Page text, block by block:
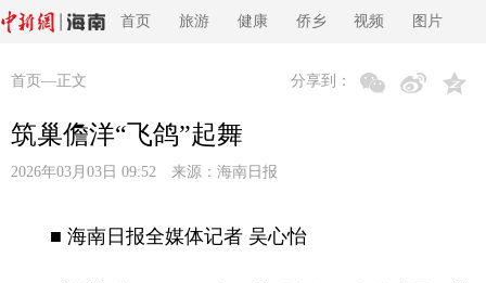
首页 旅游 健康 侨乡 视频 图片
首页 —正文 分享到：
筑巢儋洋“飞鸽”起舞
2026年03月03日 09:52 来源： 海南日报
■ 海南日报全媒体记者 吴心怡